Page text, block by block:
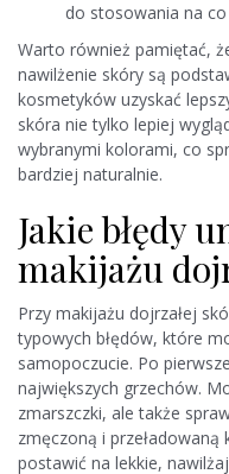
do stosowania na co
Warto również pamiętać,
nawilżenie skóry są
kosmetyków uzyskać
skóra nie tylko lepiej
wybranymi kolorami, co
bardziej naturalnie.
Jakie błędy
makijażu
Przy makijażu dojrzałej
typowych błędów, które
samopoczucie. Po
największych grzechów.
zmarszczki, ale także
zmęczoną i
postawić na lekkie,